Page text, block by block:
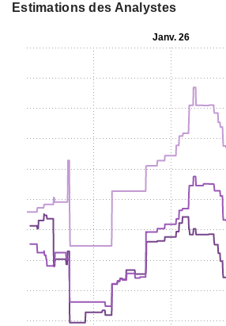
Estimations des Analystes